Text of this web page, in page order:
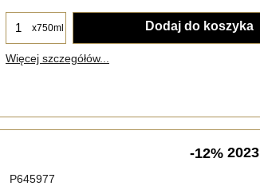
x750ml Dodaj do koszyka
Więcej szczegółów...
-12% 2023
P645977